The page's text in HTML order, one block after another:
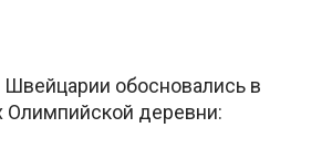
Швейцарии обосновались в
Олимпийской деревни: